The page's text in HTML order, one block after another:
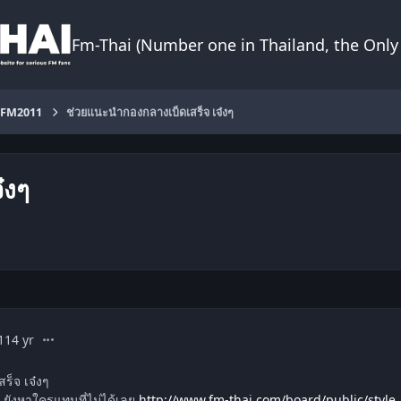
Fm-Thai (Number one in Thailand, the
FM2011 ช่วยแนะนำกองกลางเบ็ดเสร็จ เจ๋งๆ
ๆ
14 yrcomment_1365936
จ เจ๋งๆ